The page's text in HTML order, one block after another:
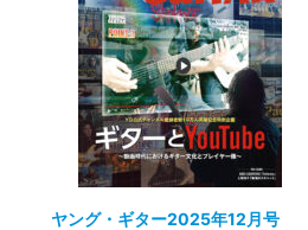
ヤング・ギター2025年12月号